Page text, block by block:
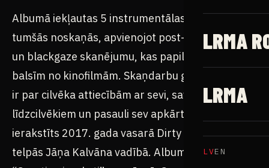
LRMA
LRMA
LVEN
Albumā iekļautas 5 instrumentālas kompozīcijas
tumšās noskaņās, apvienojot post-metal, drone
un blackgaze skanējumu, kas papildināts ar
balsīm no kinofilmām. Skaņdarbu galvenā tēma
ir par cilvēka attiecībām ar sevi, saviem
līdzcilvēkiem un pasauli sev apkārt. “Posts”
ierakstīts 2017. gada vasarā Dirty Deal Teatro
telpās Jāņa Kalvāna vadībā. Albums tiek izdots